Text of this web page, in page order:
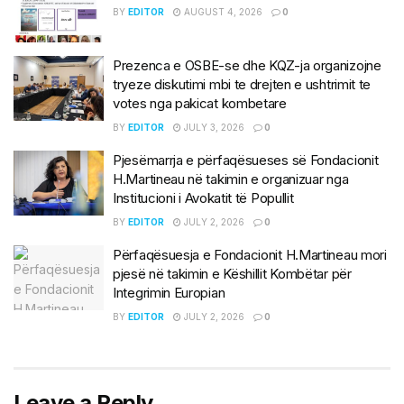
BY EDITOR AUGUST 4, 2026 0
Prezenca e OSBE-se dhe KQZ-ja organizojne
tryeze diskutimi mbi te drejten e ushtrimit te
votes nga pakicat kombetare
BY EDITOR JULY 3, 2026 0
Pjesëmarrja e përfaqësueses së Fondacionit
H.Martineau në takimin e organizuar nga
Institucioni i Avokatit të Popullit
BY EDITOR JULY 2, 2026 0
Përfaqësuesja e Fondacionit H.Martineau mori
pjesë në takimin e Këshillit Kombëtar për
Integrimin Europian
BY EDITOR JULY 2, 2026 0